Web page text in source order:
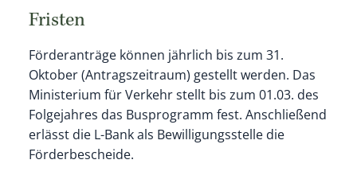
Fristen
Förderanträge können jährlich bis zum 31.
Oktober (Antragszeitraum) gestellt werden. Das
Ministerium für Verkehr stellt bis zum 01.03. des
Folgejahres das Busprogramm fest. Anschließend
erlässt die L-Bank als Bewilligungsstelle die
Förderbescheide.